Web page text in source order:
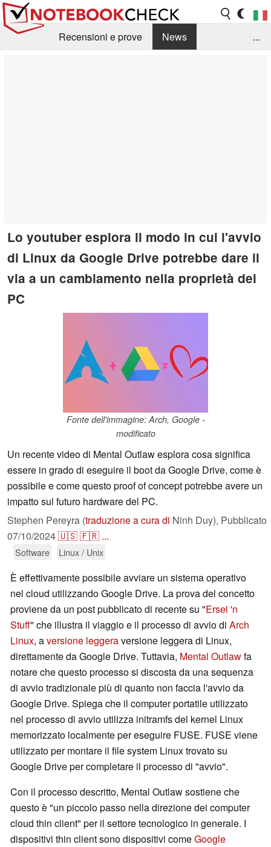
Recensioni e prove
News
...
Lo youtuber esplora il modo in cui l'avvio
di Linux da Google Drive potrebbe dare il
via a un cambiamento nella proprietà dei
PC
Fonte dell'immagine: Arch, Google -
modificato
Un recente video di Mental Outlaw esplora cosa significa
essere in grado di eseguire il boot da Google Drive, come è
possibile e come questo proof of concept potrebbe avere un
impatto sul futuro hardware del PC.
Stephen Pereyra (traduzione a cura di Ninh Duy), Pubblicato
07/10/2024🇺🇸🇫🇷 ...
Software Linux / Unix
È effettivamente possibile avviare un sistema operativo
nel cloud utilizzando Google Drive. La prova del concetto
proviene da un post pubblicato di recente su "Ersei 'n
Stuff" che illustra il viaggio e il processo di avvio di Arch
Linux, aversione leggeraversione leggera di Linux,
direttamente da Google Drive. Tuttavia, Mental Outlawfa
notare che questo processo si discosta da una sequenza
di avvio tradizionale più di quanto non faccia l'avvio da
Google Drive. Spiega che il computer portatile utilizzato
nel processo di avvio utilizza initramfs del kernel Linux
memorizzato localmente per eseguire FUSE. FUSE viene
utilizzato per montare il file system Linux trovato su
Google Drive per completare il processo di "avvio".
Con il processo descritto, Mental Outlaw sostiene che
questo è "un piccolo passo nella direzione dei computer
cloud thin client" per il settore tecnologico in generale. I
dispositivi thin client sono dispositivi comeGoogle